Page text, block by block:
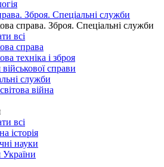
Зброя. Спеціальні служби
справа. Зброя. Спеціальні служби
всі
справа
техніка і зброя
військової справи
служби
війна
всі
історія
науки
України